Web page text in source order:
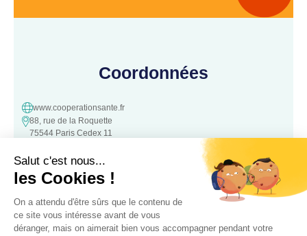
Coordonnées
www.cooperationsante.fr
88, rue de la Roquette
75544 Paris Cedex 11
Contact
Une question, une suggestion ?
N’hésitez pas à nous contacter :